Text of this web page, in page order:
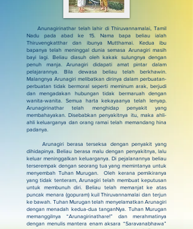
Anunagirinathar telah lahir di Thiruvannamalai, Tamil
Nadu pada abad ke 15. Nama bapa beliau ialah
Thiruvengkatthar dan ibunya Mutthamai. Kedua ibu
bapanya telah meninggal dunia semasa Arunagiri masih
bayi lagi. Beliau diasuh oleh kakak sulungnya dengan
penuh manja. Arunagiri didapati amat pintar dalam
pelajarannya. Bila dewasa beliau telah berkhawin.
Malangnya Arunagiri melibatkan dirinya dalam perbuatan-
perbuatan tidak bermoral seperti meminum arak, berjudi
dan mengadakan hubungan tidak bermaruah dengan
wanita-wanita. Semua harta kekayaanya telah lenyap.
Arunagirinathar telah menghidap penyakit yang
membahayakan. Disebabkan penyakitnya itu, maka ahli-
ahli keluarganya dan orang ramai telah memandang hina
padanya.
Arunagiri berasa terseksa dengan penyakit yang
dihidapinya. Beliau berasa malu dengan penyakitnya, lalu
keluar meninggalkan keluarganya. Di pejalanannya beliau
terserempak dengan seorang tua yang memintanya untuk
menyembah Tuhan Murugan. Oleh kerana pemikiranya
yang tidak tenteram, Arunagiri telah membuat keputusan
untuk membunuh diri. Beliau telah memanjat ke atas
puncak menara (gopuram) kuil Thiruvannamalai dan terjun
ke bawah. Tuhan Murugan telah menyelamatkan Arunagiri
dengan menadah kedua-dua tanganNya. Tuhan Murugan
memanggilnya “Arunagirinathare!” dan merahmatinya
dengan menulis mantera enam aksara “Saravanabhawa”